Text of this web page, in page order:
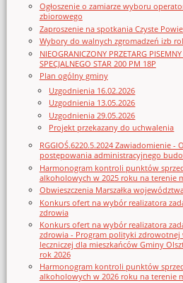
Ogłoszenie o zamiarze wyboru
zbiorowego
Zaproszenie na spotkania Czyste
Wybory do walnych zgromadzeń izb
NIEOGRANICZONY PRZETARG
SPECJALNEGO STAR 200 PM 18P
Plan ogólny gminy
Uzgodnienia 16.02.2026
Uzgodnienia 13.05.2026
Uzgodnienia 29.05.2026
Projekt przekazany do uchwalenia
RGGIOŚ.6220.5.2024 Zawiadomienie -
postępowania administracyjnego
Harmonogram kontroli punktów
alkoholowych w 2025 roku na terenie
Obwieszczenia Marszałka
Konkurs ofert na wybór realizatora
zdrowia
Konkurs ofert na wybór realizatora
zdrowia - Program polityki zdrowotnej
leczniczej dla mieszkańców Gminy
rok 2026
Harmonogram kontroli punktów
alkoholowych w 2026 roku na terenie